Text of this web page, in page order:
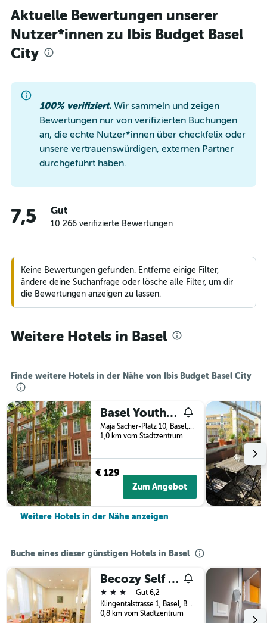
Aktuelle Bewertungen unserer
Nutzer*innen zu Ibis Budget Basel
City
100% verifiziert. Wir sammeln und zeigen
Bewertungen nur von verifizierten Buchungen
an, die echte Nutzer*innen über checkfelix oder
unsere vertrauenswürdigen, externen Partner
durchgeführt haben.
7,5 Gut
10 266 verifizierte Bewertungen
Keine Bewertungen gefunden. Entferne einige Filter,
ändere deine Suchanfrage oder lösche alle Filter, um dir
die Bewertungen anzeigen zu lassen.
Weitere Hotels in Basel
Finde weitere Hotels in der Nähe von Ibis Budget Basel City
Basel Youth Hostel
Maja Sacher-Platz 10, Basel, Basel-Stadt, Schweiz
1,0 km vom Stadtzentrum
€ 129
Zum Angebot
Weitere Hotels in der Nähe anzeigen
Buche eines dieser günstigen Hotels in Basel
Becozy Self Check-in & Pop-up Hotel
3 Sterne
Gut 6,2
Klingentalstrasse 1, Basel, Basel-Stadt, Schweiz
0,8 km vom Stadtzentrum